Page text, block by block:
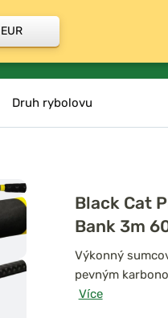
Druh rybolovu
Black Cat
Bank 3m
Výkonný
pevným
Více